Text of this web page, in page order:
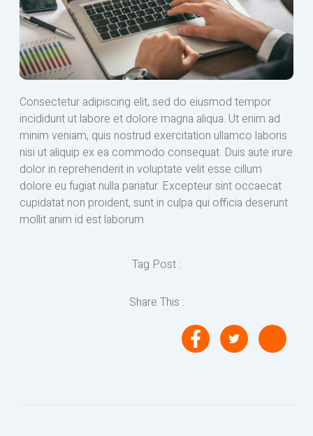
Consectetur adipiscing elit, sed do eiusmod tempor
incididunt ut labore et dolore magna aliqua. Ut enim ad
minim veniam, quis nostrud exercitation ullamco laboris
nisi ut aliquip ex ea commodo consequat. Duis aute irure
dolor in reprehenderit in voluptate velit esse cillum
dolore eu fugiat nulla pariatur. Excepteur sint occaecat
cupidatat non proident, sunt in culpa qui officia deserunt
mollit anim id est laborum
Tag Post :
Share This :